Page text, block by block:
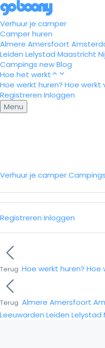
Verhuur je camper
Camper huren
Almere Amersfoort
Leiden Lelystad Maastricht
Campings newBlog
Hoe het werkt
Hoe werkt huren? Hoe werkt
Registreren Inloggen
Menu
Verhuur je camperCampings
Registreren Inloggen
Terug Hoe werkt huren? Hoe
Terug Almere Amersfoort
Leeuwarden Leiden Lelystad